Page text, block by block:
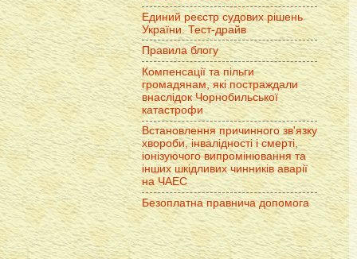
Единий реєстр судових рішень
України. Тест-драйв
Правила блогу
Компенсації та пільги
громадянам, які постраждали
внаслідок Чорнобильської
катастрофи
Встановлення причинного зв'язку
хвороби, інвалідності і смерті,
іонізуючого випромінювання та
інших шкідливих чинників аварії
на ЧАЕС
Безоплатна правнича допомога